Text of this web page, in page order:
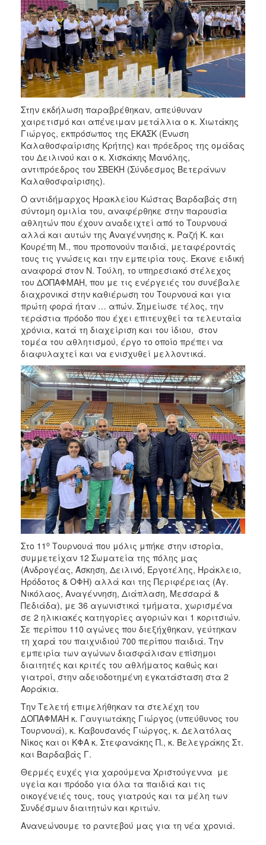
Στην εκδήλωση παραβρέθηκαν, απεύθυναν
χαιρετισμό και απένειμαν μετάλλια ο κ. Χιωτάκης
Γιώργος, εκπρόσωπος της ΕΚΑΣΚ (Ένωση
Καλαθοσφαίρισης Κρήτης) και πρόεδρος της ομάδας
του Δειλινού και ο κ. Χισκάκης Μανόλης,
αντιπρόεδρος του ΣΒΕΚΗ (Σύνδεσμος Βετεράνων
Καλαθοσφαίρισης).
Ο αντιδήμαρχος Ηρακλείου Κώστας Βαρδαβάς στη
σύντομη ομιλία του, αναφέρθηκε στην παρουσία
αθλητών που έχουν αναδειχτεί από το Τουρνουά
αλλά και αυτών της Αναγέννησης κ. Ραζή Κ. και
Κουρέπη Μ., που προπονούν παιδιά, μεταφέροντάς
τους τις γνώσεις και την εμπειρία τους. Έκανε ειδική
αναφορά στον Ν. Τούλη, το υπηρεσιακό στέλεχος
του ΔΟΠΑΦΜΑΗ, που με τις ενέργειές του συνέβαλε
διαχρονικά στην καθιέρωση του Τουρνουά και για
πρώτη φορά ήταν … απών. Σημείωσε τέλος, την
τεράστια πρόοδο που έχει επιτευχθεί τα τελευταία
χρόνια, κατά τη διαχείριση και του ίδιου, στον
τομέα του αθλητισμού, έργο το οποίο πρέπει να
διαφυλαχτεί και να ενισχυθεί μελλοντικά.
Στο 11 ο Τουρνουά που μόλις μπήκε στην ιστορία,
συμμετείχαν 12 Σωματεία της πόλης μας
(Ανδρογέας, Άσκηση, Δειλινό, Εργοτέλης, Ηράκλειο,
Ηρόδοτος & ΟΦΗ) αλλά και της Περιφέρειας (Αγ.
Νικόλαος, Αναγέννηση, Διάπλαση, Μεσσαρά &
Πεδιάδα), με 36 αγωνιστικά τμήματα, χωρισμένα
σε 2 ηλικιακές κατηγορίες αγοριών και 1 κοριτσιών.
Σε περίπου 110 αγώνες που διεξήχθηκαν, γεύτηκαν
τη χαρά του παιχνιδιού 700 περίπου παιδιά. Την
εμπειρία των αγώνων διασφάλισαν επίσημοι
διαιτητές και κριτές του αθλήματος καθώς και
γιατροί, στην αδειοδοτημένη εγκατάσταση στα 2
Αοράκια.
Την Τελετή επιμελήθηκαν τα στελέχη του
ΔΟΠΑΦΜΑΗ κ. Γαυγιωτάκης Γιώργος (υπεύθυνος του
Τουρνουά), κ. Καβουσανός Γιώργος, κ. Δελατόλας
Νίκος και οι ΚΦΑ κ. Στεφανάκης Π., κ. Βελεγράκης Στ.
και Βαρδαβάς Γ.
Θερμές ευχές για χαρούμενα Χριστούγεννα με
υγεία και πρόοδο για όλα τα παιδιά και τις
οικογένειές τους, τους γιατρούς και τα μέλη των
Συνδέσμων διαιτητών και κριτών.
Ανανεώνουμε το ραντεβού μας για τη νέα χρονιά.